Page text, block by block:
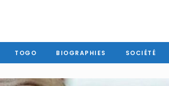
TOGO BIOGRAPHIES SOCIÉTÉ